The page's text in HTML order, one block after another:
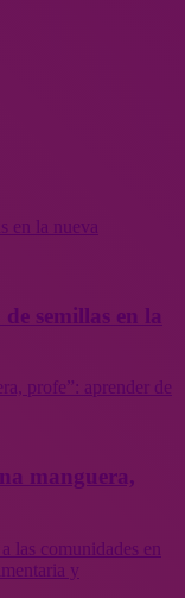
en la nueva
semillas en la
profe”: aprender de
manguera,
las comunidades en
y